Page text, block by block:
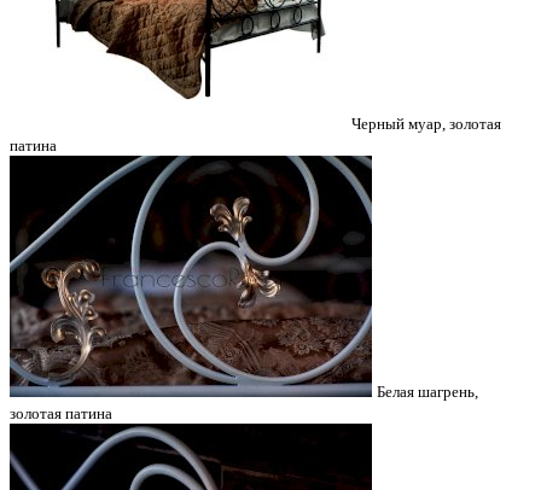
Черный муар, золотая
патина
Белая шагрень,
золотая патина